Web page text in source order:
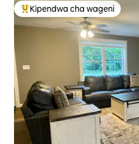
Kipendwa maarufu cha wageni
Kipendwa cha wageni